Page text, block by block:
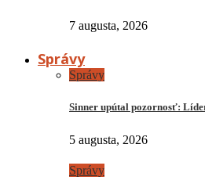
7 augusta, 2026
Správy
Správy
Sinner upútal pozornosť:
5 augusta, 2026
Správy